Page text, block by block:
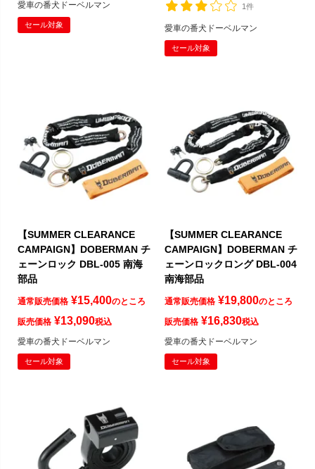
愛車の番犬ドーベルマン
セール対象
1件
愛車の番犬ドーベルマン
セール対象
【SUMMER CLEARANCE
CAMPAIGN】DOBERMAN チ
ェーンロック DBL-005 南海
部品
通常販売価格 ¥15,400のところ
販売価格 ¥13,090税込
愛車の番犬ドーベルマン
セール対象
【SUMMER CLEARANCE
CAMPAIGN】DOBERMAN チ
ェーンロックロング DBL-004
南海部品
通常販売価格 ¥19,800のところ
販売価格 ¥16,830税込
愛車の番犬ドーベルマン
セール対象